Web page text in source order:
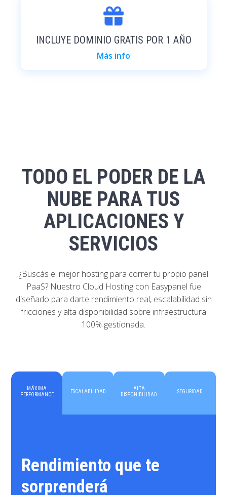
INCLUYE DOMINIO GRATIS POR 1 AÑO
Más info
TODO EL PODER DE LA
NUBE PARA TUS
APLICACIONES Y
SERVICIOS
¿Buscás el mejor hosting para correr tu propio panel
PaaS? Nuestro Cloud Hosting con Easypanel fue
diseñado para darte rendimiento real, escalabilidad sin
fricciones y alta disponibilidad sobre infraestructura
100% gestionada.
MÁXIMA
PERFORMANCE
ESCALABILIDAD
ALTA
DISPONIBILIDAD
SEGURIDAD
Rendimiento que te
sorprenderá